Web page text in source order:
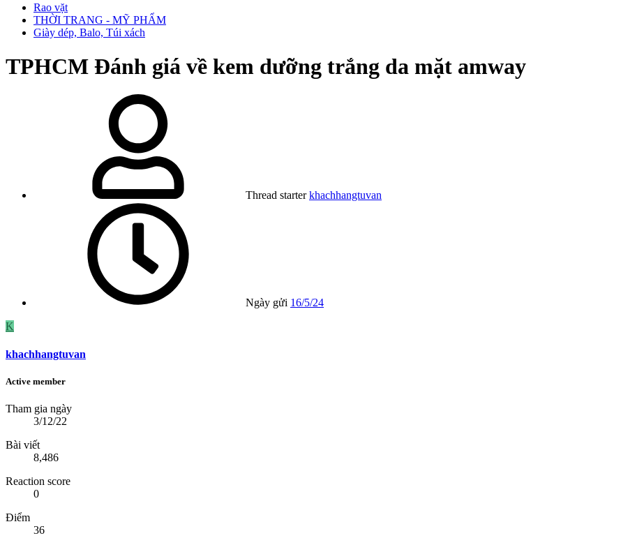
Rao vặt
THỜI TRANG - MỸ PHẨM
Giày dép, Balo, Túi xách
TPHCM Đánh giá về kem dưỡng trắng da mặt amway
Thread starter khachhangtuvan
Ngày gửi 16/5/24
K
khachhangtuvan
Active member
Tham gia ngày
3/12/22
Bài viết
8,486
Reaction score
0
Điểm
36